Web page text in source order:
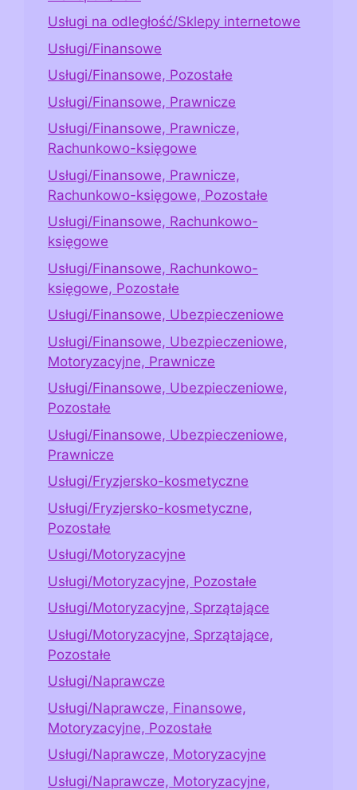
Usługi na odległość/Sklepy internetowe
Usługi/Finansowe
Usługi/Finansowe, Pozostałe
Usługi/Finansowe, Prawnicze
Usługi/Finansowe, Prawnicze,
Rachunkowo-księgowe
Usługi/Finansowe, Prawnicze,
Rachunkowo-księgowe, Pozostałe
Usługi/Finansowe, Rachunkowo-
księgowe
Usługi/Finansowe, Rachunkowo-
księgowe, Pozostałe
Usługi/Finansowe, Ubezpieczeniowe
Usługi/Finansowe, Ubezpieczeniowe,
Motoryzacyjne, Prawnicze
Usługi/Finansowe, Ubezpieczeniowe,
Pozostałe
Usługi/Finansowe, Ubezpieczeniowe,
Prawnicze
Usługi/Fryzjersko-kosmetyczne
Usługi/Fryzjersko-kosmetyczne,
Pozostałe
Usługi/Motoryzacyjne
Usługi/Motoryzacyjne, Pozostałe
Usługi/Motoryzacyjne, Sprzątające
Usługi/Motoryzacyjne, Sprzątające,
Pozostałe
Usługi/Naprawcze
Usługi/Naprawcze, Finansowe,
Motoryzacyjne, Pozostałe
Usługi/Naprawcze, Motoryzacyjne
Usługi/Naprawcze, Motoryzacyjne,